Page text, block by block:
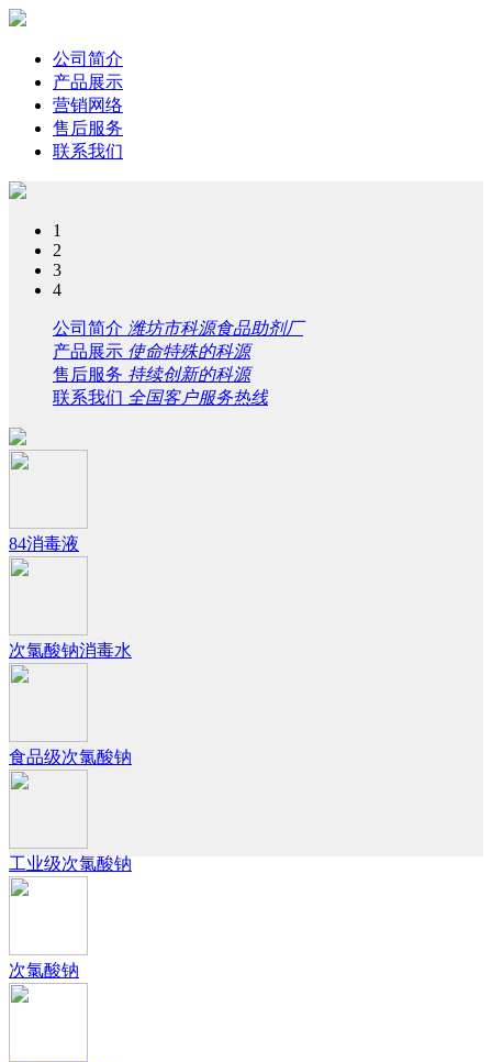
公司简介
产品展示
营销网络
售后服务
联系我们
1
2
3
4
公司简介 潍坊市科源食品助剂厂
产品展示 使命特殊的科源
售后服务 持续创新的科源
联系我们 全国客户服务热线
84消毒液
次氯酸钠消毒水
食品级次氯酸钠
工业级次氯酸钠
次氯酸钠